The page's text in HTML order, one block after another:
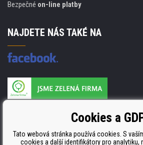
Bezpečné on-line platby
NAJDETE NÁS TAKÉ NA
ISO 9001. ISO 14001 a STMC.Cookies a
Tato webová stránka používá cookies. S
cookies a další identifikátory pro analytiku,